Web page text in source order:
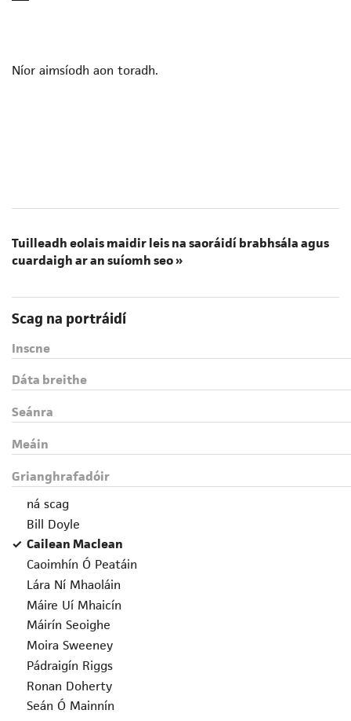
Níor aimsíodh aon toradh.
Tuilleadh eolais maidir leis na saoráidí brabhsála agus
cuardaigh ar an suíomh seo »
Scag na portráidí
Inscne
Dáta breithe
Seánra
Meáin
Grianghrafadóir
ná scag
Bill Doyle
Cailean Maclean
Caoimhín Ó Peatáin
Lára Ní Mhaoláin
Máire Uí Mhaicín
Máirín Seoighe
Moira Sweeney
Pádraigín Riggs
Ronan Doherty
Seán Ó Mainnín